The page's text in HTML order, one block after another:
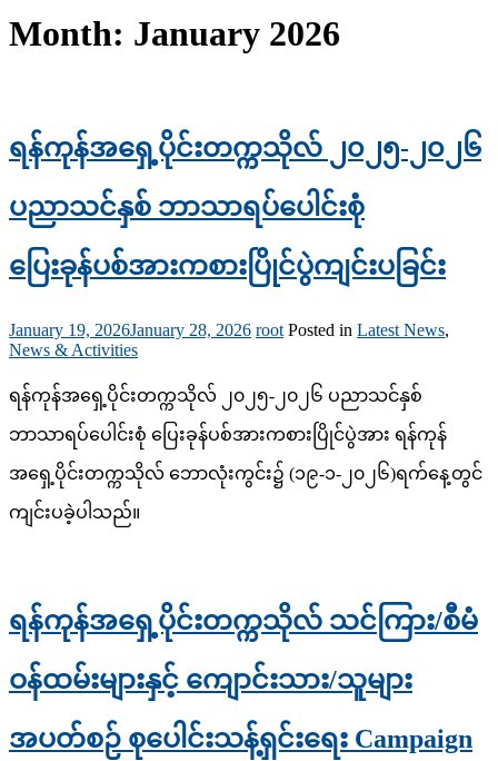
Month: January 2026
ရန်ကုန်အရှေ့ပိုင်းတက္ကသိုလ် ၂၀၂၅-၂၀၂၆
ပညာသင်နှစ် ဘာသာရပ်ပေါင်းစုံ
ပြေးခုန်ပစ်အားကစားပြိုင်ပွဲကျင်းပခြင်း
January 19, 2026January 28, 2026 root Posted in Latest News,
News & Activities
ရန်ကုန်အရှေ့ပိုင်းတက္ကသိုလ် ၂၀၂၅-၂၀၂၆ ပညာသင်နှစ်
ဘာသာရပ်ပေါင်းစုံ ပြေးခုန်ပစ်အားကစားပြိုင်ပွဲအား ရန်ကုန်
အရှေ့ပိုင်းတက္ကသိုလ် ဘောလုံးကွင်း၌ (၁၉-၁-၂၀၂၆)ရက်နေ့တွင်
ကျင်းပခဲ့ပါသည်။
ရန်ကုန်အရှေ့ပိုင်းတက္ကသိုလ် သင်ကြား/စီမံ
ဝန်ထမ်းများနှင့် ကျောင်းသား/သူများ
အပတ်စဉ် စုပေါင်းသန့်ရှင်းရေး Campaign